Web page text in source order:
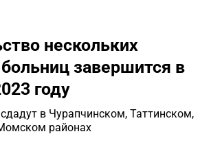
нескольких
завершится в
году
в Чурапчинском, Таттинском,
районах